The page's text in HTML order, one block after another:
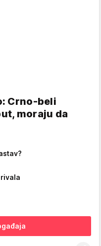
Crno-beli
moraju da